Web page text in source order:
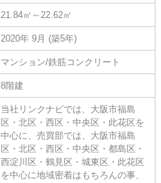
21.84㎡～22.62㎡
2020年 9月 (築5年)
マンション/鉄筋コンクリート
8階建
当社リンクナビでは、大阪市福島
区・北区・西区・中央区・此花区を
中心に、売買部では、大阪市福島
区・北区・西区・中央区・都島区・
西淀川区・鶴見区・城東区・此花区
を中心に地域密着はもちろんの事、